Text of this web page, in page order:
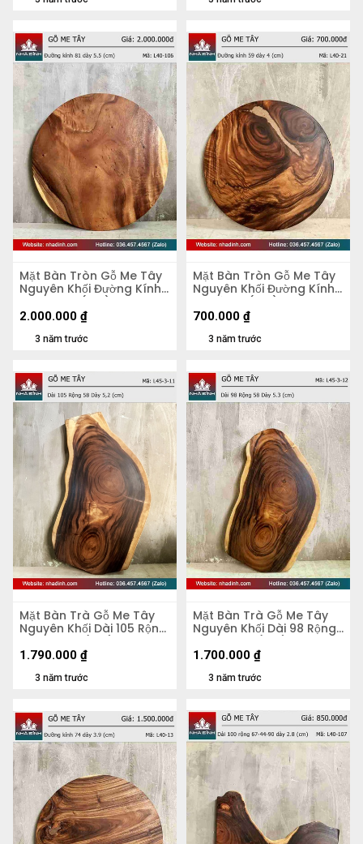
Mặt Bàn Tròn Gỗ Me Tây
Nguyên Khối Đường Kính
81 Dày 5,5 (cm)
3 năm trước
2.000.000 ₫
Mặt Bàn Tròn Gỗ Me Tây
Nguyên Khối Đường Kính
59 Dày 4 (cm)
3 năm trước
700.000 ₫
Mặt Bàn Trà Gỗ Me Tây
Nguyên Khối Dài 105 Rộng
58 Dày 5,2 (cm)
3 năm trước
1.790.000 ₫
Mặt Bàn Trà Gỗ Me Tây
Nguyên Khối Dài 98 Rộng
58 Dày 5,3 (cm)
3 năm trước
1.700.000 ₫